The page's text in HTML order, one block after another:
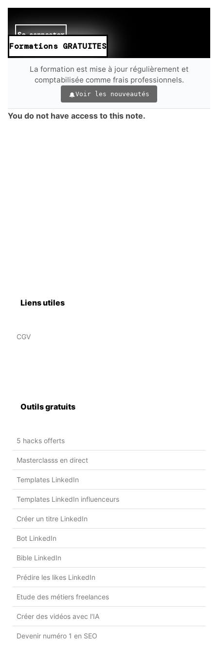
Se connecter
Formations GRATUITES
La formation est mise à jour régulièrement et
comptabilisée comme frais professionnels.
Voir les nouveautés
You do not have access to this note.
Liens utiles
CGV
Outils gratuits
5 hacks offerts
Masterclasss en direct
Templates LinkedIn
Templates LinkedIn influenceurs
Créer un titre LinkedIn
Bot LinkedIn
Bible LinkedIn
Prédire les likes LinkedIn
Etude des métiers freelances
Créer des vidéos avec l'IA
Devenir numéro 1 en SEO